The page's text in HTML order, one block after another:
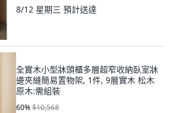
8/12 星期三 預計送達
全實木小型牀頭櫃多層超窄收納臥室牀
邊夾縫簡易置物架, 1件, 9層實木 松木
原木:需組裝
60%$10,568